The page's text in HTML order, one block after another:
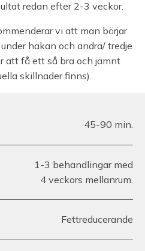
redan efter 2-3 veckor.
vi att man börjar
hakan och andra/ tredje
att få ett så bra och jämnt
skillnader finns).
45-90 min.
1-3 behandlingar med
4 veckors mellanrum.
Fettreducerande